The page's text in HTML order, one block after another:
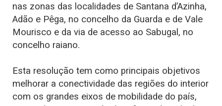
nas zonas das localidades de Santana d’Azinha,
Adão e Pêga, no concelho da Guarda e de Vale
Mourisco e da via de acesso ao Sabugal, no
concelho raiano.
Esta resolução tem como principais objetivos
melhorar a conectividade das regiões do interior
com os grandes eixos de mobilidade do país,